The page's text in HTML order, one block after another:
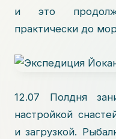
и это
практически до
12.07 Полдня
настройкой
и загрузкой.